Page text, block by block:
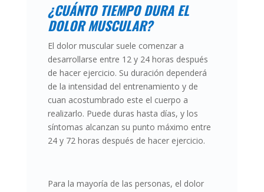
¿CUÁNTO TIEMPO DURA EL
DOLOR MUSCULAR?
El dolor muscular suele comenzar a
desarrollarse entre 12 y 24 horas después
de hacer ejercicio. Su duración dependerá
de la intensidad del entrenamiento y de
cuan acostumbrado este el cuerpo a
realizarlo. Puede duras hasta días, y los
síntomas alcanzan su punto máximo entre
24 y 72 horas después de hacer ejercicio.
Para la mayoría de las personas, el dolor